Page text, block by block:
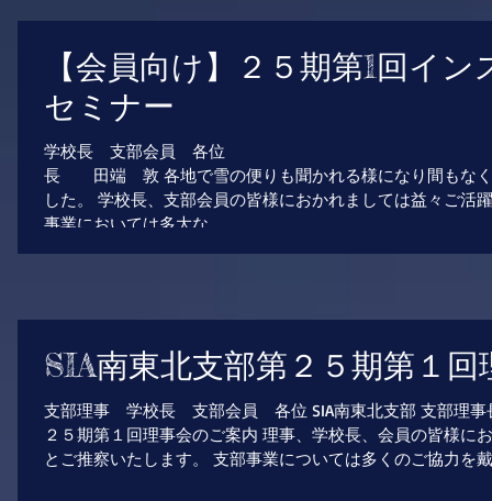
【会員向け】２５期第1回イ
セミナー
学校長 支部会員 各位 SIA南東
長 田端 敦 各地で雪の便りも聞かれる様になり間もなく
した。 学校長、支部会員の皆様におかれましては益々ご活
事業においては多大な...
SIA南東北支部第２５期第１
支部理事 学校長 支部会員 各位 SIA南東北支部 支部理
２５期第１回理事会のご案内 理事、学校長、会員の皆様に
とご推察いたします。 支部事業については多くのご協力を